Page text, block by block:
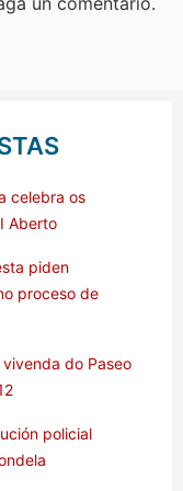
celebra os
Aberto
piden
proceso de
do Paseo
policial